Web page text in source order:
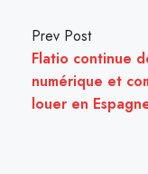
Prev Post
Flatio continue
numérique et
louer en